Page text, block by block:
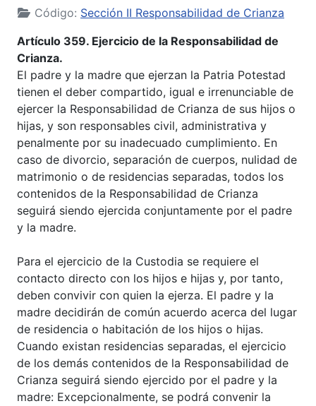
Código: Sección II Responsabilidad de Crianza
Artículo 359. Ejercicio de la Responsabilidad de
Crianza.
El padre y la madre que ejerzan la Patria Potestad
tienen el deber compartido, igual e irrenunciable de
ejercer la Responsabilidad de Crianza de sus hijos o
hijas, y son responsables civil, administrativa y
penalmente por su inadecuado cumplimiento. En
caso de divorcio, separación de cuerpos, nulidad de
matrimonio o de residencias separadas, todos los
contenidos de la Responsabilidad de Crianza
seguirá siendo ejercida conjuntamente por el padre
y la madre.
Para el ejercicio de la Custodia se requiere el
contacto directo con los hijos e hijas y, por tanto,
deben convivir con quien la ejerza. El padre y la
madre decidirán de común acuerdo acerca del lugar
de residencia o habitación de los hijos o hijas.
Cuando existan residencias separadas, el ejercicio
de los demás contenidos de la Responsabilidad de
Crianza seguirá siendo ejercido por el padre y la
madre: Excepcionalmente, se podrá convenir la